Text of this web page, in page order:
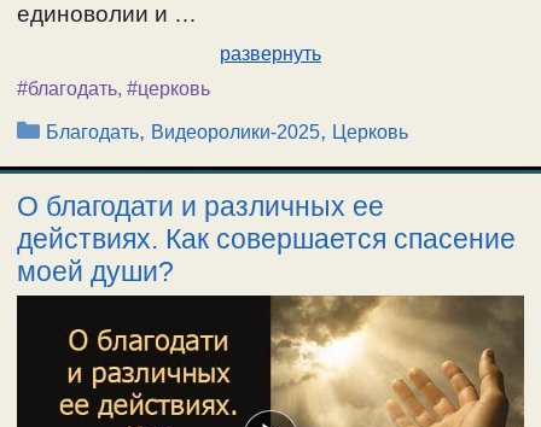
единоволии и …
развернуть
#благодать, #церковь
Рубрики
Благодать, Видеоролики-2025, Церковь
О благодати и различных ее
действиях. Как совершается спасение
моей души?